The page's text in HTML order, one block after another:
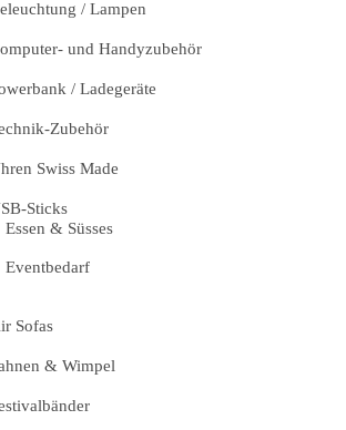
/ Lampen
und Handyzubehör
/ Ladegeräte
Zubehör
Swiss Made
Sticks
Essen & Süsses
Eventbedarf
Sofas
& Wimpel